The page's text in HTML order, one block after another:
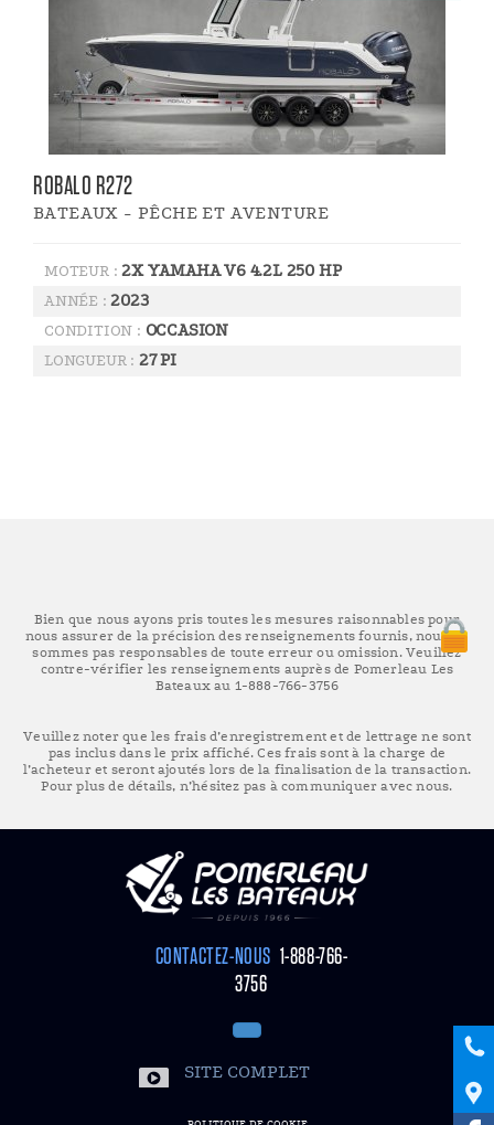
ROBALO R272
BATEAUX - PÊCHE ET AVENTURE
MOTEUR :2X YAMAHA V6 4.2L 250 HP
ANNÉE :2023
CONDITION : OCCASION
LONGUEUR : 27 PI
Bien que nous ayons pris toutes les mesures raisonnables pour
nous assurer de la précision des renseignements fournis, nous ne
sommes pas responsables de toute erreur ou omission. Veuillez
contre-vérifier les renseignements auprès de Pomerleau Les
Bateaux au 1-888-766-3756
Veuillez noter que les frais d’enregistrement et de lettrage ne sont
pas inclus dans le prix affiché. Ces frais sont à la charge de
l’acheteur et seront ajoutés lors de la finalisation de la transaction.
Pour plus de détails, n’hésitez pas à communiquer avec nous.
CONTACTEZ-NOUS 1-888-766-
3756
SITE COMPLET